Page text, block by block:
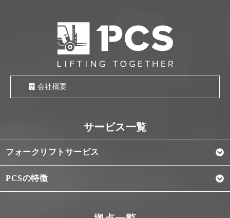
会社概要
フォークリフトサービス
PCSの特徴